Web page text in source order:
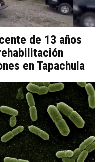
de 13 años
en Tapachula